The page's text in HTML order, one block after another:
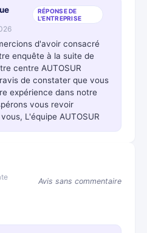
RÉPONSE DE
L'ENTREPRISE
d'avoir consacré
enquête à la suite de
centre AUTOSUR
de constater que vous
expérience dans notre
vous revoir
L'équipe AUTOSUR
Avis sans commentaire